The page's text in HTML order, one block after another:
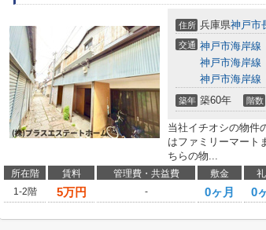
住所 兵庫県神戸市
交通 神戸市海岸線
神戸市海岸線
神戸市海岸線
築年 築60年 階数
当社イチオシの物
はファミリーマート
ちらの物...
所在階 賃料 管理費・共益費 敷金
1-2階
5万円 - 0ヶ月 0